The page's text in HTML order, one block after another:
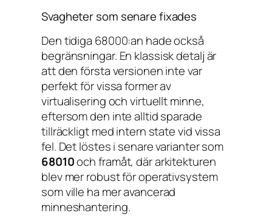
Svagheter som senare fixades
Den tidiga 68000:an hade också
begränsningar. En klassisk detalj är
att den första versionen inte var
perfekt för vissa former av
virtualisering och virtuellt minne,
eftersom den inte alltid sparade
tillräckligt med intern state vid vissa
fel. Det löstes i senare varianter som
68010och framåt, där arkitekturen
blev mer robust för operativsystem
som ville ha mer avancerad
minneshantering.